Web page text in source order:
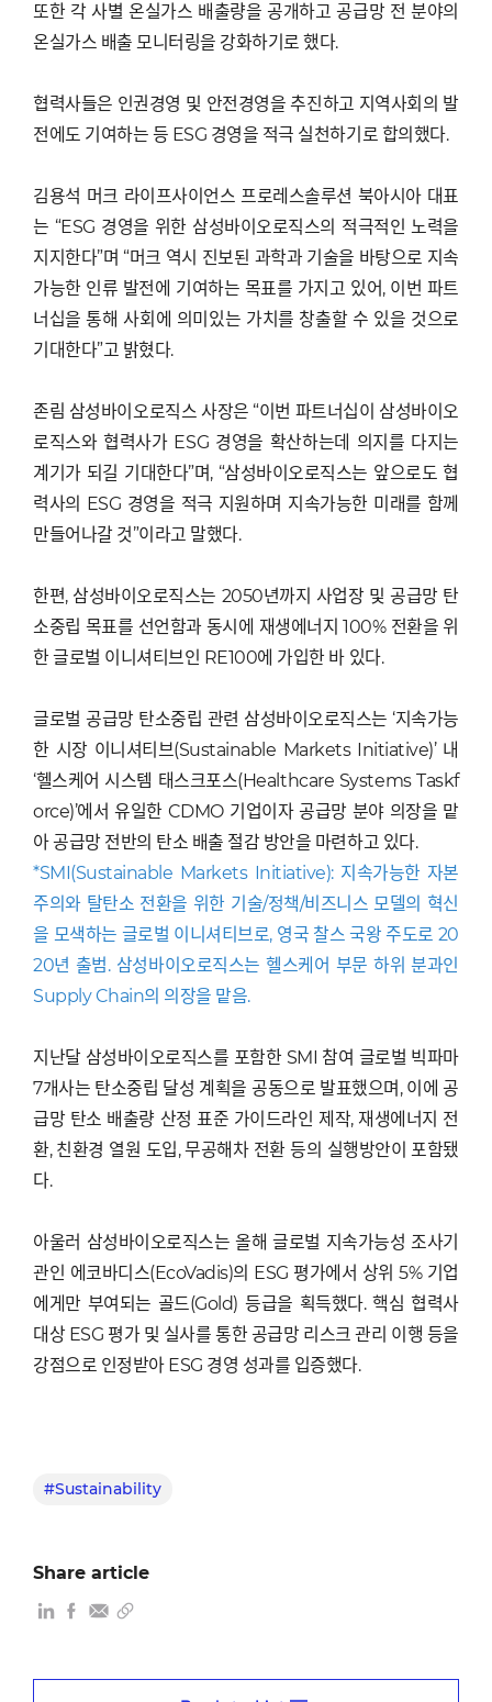
또한 각 사별 온실가스 배출량을 공개하고 공급망 전 분야의
온실가스 배출 모니터링을 강화하기로 했다.
협력사들은 인권경영 및 안전경영을 추진하고 지역사회의 발
전에도 기여하는 등 ESG 경영을 적극 실천하기로 합의했다.
김용석 머크 라이프사이언스 프로레스솔루션 북아시아 대표
는 “ESG 경영을 위한 삼성바이오로직스의 적극적인 노력을
지지한다”며 “머크 역시 진보된 과학과 기술을 바탕으로 지속
가능한 인류 발전에 기여하는 목표를 가지고 있어, 이번 파트
너십을 통해 사회에 의미있는 가치를 창출할 수 있을 것으로
기대한다”고 밝혔다.
존림 삼성바이오로직스 사장은 “이번 파트너십이 삼성바이오
로직스와 협력사가 ESG 경영을 확산하는데 의지를 다지는
계기가 되길 기대한다”며, “삼성바이오로직스는 앞으로도 협
력사의 ESG 경영을 적극 지원하며 지속가능한 미래를 함께
만들어나갈 것”이라고 말했다.
한편, 삼성바이오로직스는 2050년까지 사업장 및 공급망 탄
소중립 목표를 선언함과 동시에 재생에너지 100% 전환을 위
한 글로벌 이니셔티브인 RE100에 가입한 바 있다.
글로벌 공급망 탄소중립 관련 삼성바이오로직스는 ‘지속가능
한 시장 이니셔티브(Sustainable Markets Initiative)’ 내
‘헬스케어 시스템 태스크포스(Healthcare Systems Taskf
orce)’에서 유일한 CDMO 기업이자 공급망 분야 의장을 맡
아 공급망 전반의 탄소 배출 절감 방안을 마련하고 있다.
*SMI(Sustainable Markets Initiative): 지속가능한 자본
주의와 탈탄소 전환을 위한 기술/정책/비즈니스 모델의 혁신
을 모색하는 글로벌 이니셔티브로, 영국 찰스 국왕 주도로 20
20년 출범. 삼성바이오로직스는 헬스케어 부문 하위 분과인
Supply Chain의 의장을 맡음.
지난달 삼성바이오로직스를 포함한 SMI 참여 글로벌 빅파마
7개사는 탄소중립 달성 계획을 공동으로 발표했으며, 이에 공
급망 탄소 배출량 산정 표준 가이드라인 제작, 재생에너지 전
환, 친환경 열원 도입, 무공해차 전환 등의 실행방안이 포함됐
다.
아울러 삼성바이오로직스는 올해 글로벌 지속가능성 조사기
관인 에코바디스(EcoVadis)의 ESG 평가에서 상위 5% 기업
에게만 부여되는 골드(Gold) 등급을 획득했다. 핵심 협력사
대상 ESG 평가 및 실사를 통한 공급망 리스크 관리 이행 등을
강점으로 인정받아 ESG 경영 성과를 입증했다.
#Sustainability
Share article